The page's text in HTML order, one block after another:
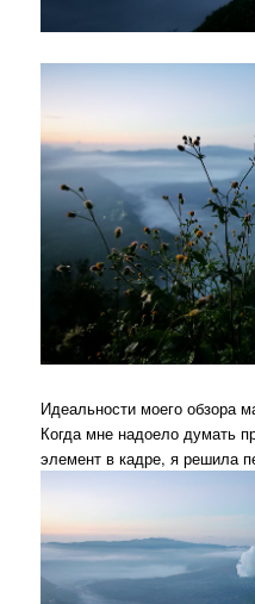
Идеальности моего обзора
Когда мне надоело думать
элемент в кадре, я решила